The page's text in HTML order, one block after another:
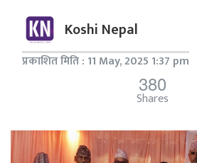
Koshi Nepal
प्रकाशित मिति : 11 May, 2025 1:37 pm
380
Shares